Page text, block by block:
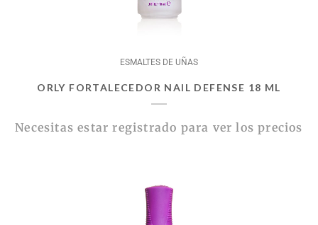
ESMALTES DE UÑAS
ORLY FORTALECEDOR NAIL DEFENSE 18 ML
Necesitas estar registrado para ver los precios